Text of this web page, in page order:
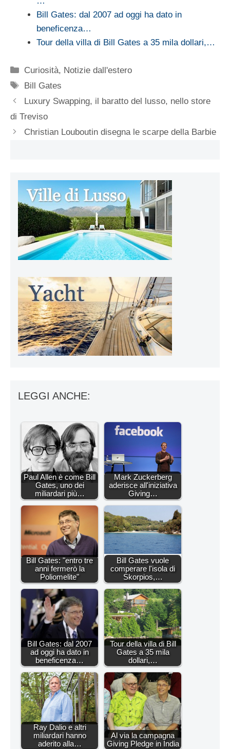
Bill Gates: dal 2007 ad oggi ha dato in
beneficenza…
Tour della villa di Bill Gates a 35 mila dollari,…
Categorie
Curiosità, Notizie dall'estero
Tag
Bill Gates
Luxury Swapping, il baratto del lusso, nello store
di Treviso
Christian Louboutin disegna le scarpe della Barbie
LEGGI ANCHE:
Paul Allen è come Bill
Gates, uno dei
miliardari più…
Mark Zuckerberg
aderisce all'iniziativa
Giving…
Bill Gates: "entro tre
anni fermerò la
Poliomelite"
Bill Gates vuole
comperare l'isola di
Skorpios,…
Bill Gates: dal 2007
ad oggi ha dato in
beneficenza…
Tour della villa di Bill
Gates a 35 mila
dollari,…
Ray Dalio e altri
miliardari hanno
aderito alla…
Al via la campagna
Giving Pledge in India